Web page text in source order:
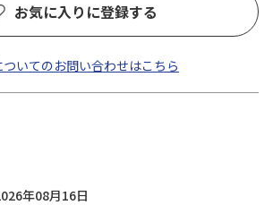
お気に入りに登録する
ついてのお問い合わせはこちら
年08月16日